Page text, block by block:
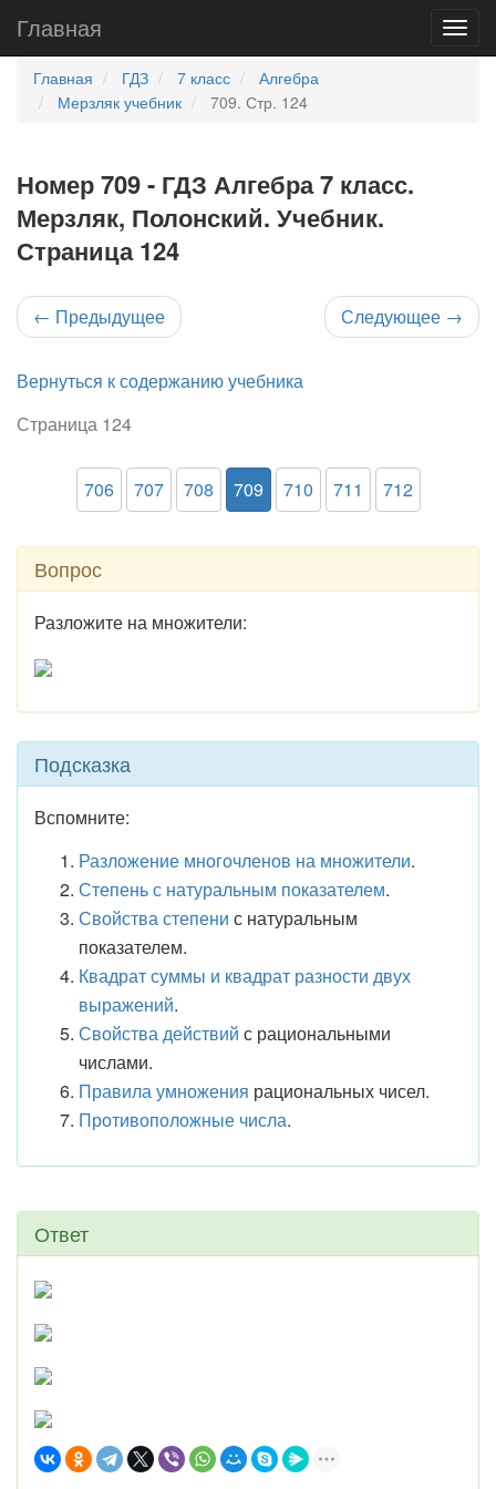
Главная
Главная ГДЗ 7 класс
Алгебра
Мерзляк учебник
709. Стр. 124
Номер 709 - ГДЗ Алгебра 7 класс.
Мерзляк, Полонский. Учебник.
Страница 124
← Предыдущее Следующее →
Вернуться к содержанию учебника
Страница 124
706 707 708 709 710 711 712
Вопрос
Разложите на множители:
Подсказка
Вспомните:
Разложение многочленов на множители.
Степень с натуральным показателем.
Свойства степени с натуральным
показателем.
Квадрат суммы и квадрат разности двух
выражений.
Свойства действий с рациональными
числами.
Правила умножения рациональных чисел.
Противоположные числа.
Ответ